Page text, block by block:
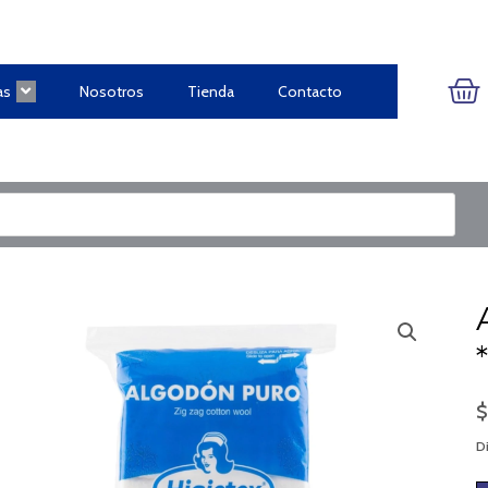
Nosotros Tienda Contacto
$